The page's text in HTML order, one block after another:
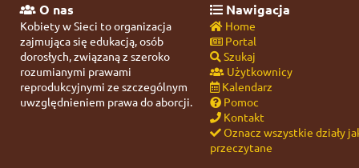
O nas
Kobiety w Sieci to organizacja
zajmująca się edukacją, osób
dorosłych, związaną z szeroko
rozumianymi prawami
reprodukcyjnymi ze szczególnym
uwzględnieniem prawa do aborcji.
Nawigacja
Home
Portal
Szukaj
Użytkownicy
Kalendarz
Pomoc
Kontakt
Oznacz wszystkie działy
przeczytane